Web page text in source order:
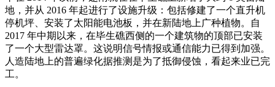
地，并从 2016 年起进行了设施升级：包括修建了一个直升机
停机坪、安装了太阳能电池板，并在新陆地上广种植物。自
2017 年中期以来，在毕生礁西侧的一个建筑物的顶部已安装
了一个大型雷达罩。这说明信号情报或通信能力已得到加强。
人造陆地上的普遍绿化据推测是为了抵御侵蚀，看起来业已完
工。